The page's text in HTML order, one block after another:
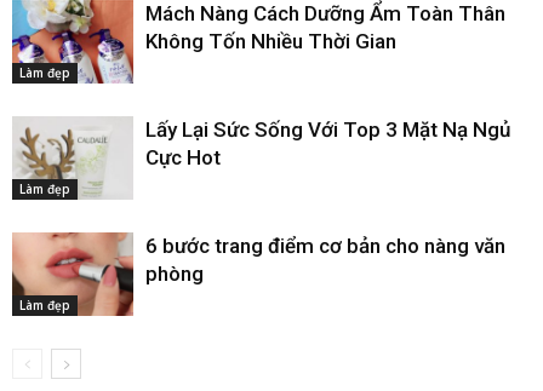
Làm đẹp
Mách Nàng Cách Dưỡng Ẩm Toàn Thân
Không Tốn Nhiều Thời Gian
Làm đẹp
Lấy Lại Sức Sống Với Top 3 Mặt Nạ Ngủ
Cực Hot
Làm đẹp
6 bước trang điểm cơ bản cho nàng văn
phòng